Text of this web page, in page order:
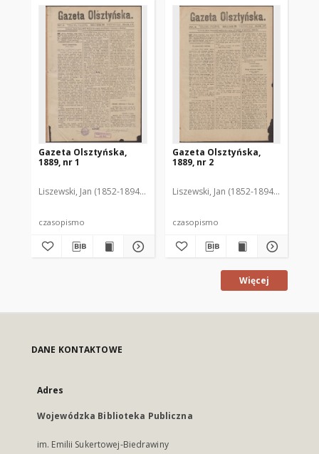
Gazeta Olsztyńska,
1889, nr 1
Liszewski, Jan (1852-1894). Red.
czasopismo
Gazeta Olsztyńska,
1889, nr 2
Liszewski, Jan (1852-1894). Red.
czasopismo
Więcej
DANE KONTAKTOWE
Adres
Wojewódzka Biblioteka Publiczna
im. Emilii Sukertowej-Biedrawiny